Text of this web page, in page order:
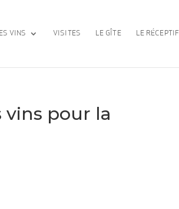
VINS VISITES LE GÎTE LE RÉCEPTIF
vins pour la